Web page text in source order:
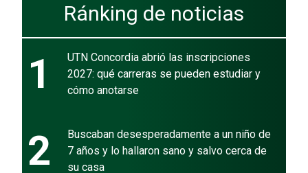
Ránking de noticias
1
UTN Concordia abrió las inscripciones
2027: qué carreras se pueden estudiar y
cómo anotarse
2
Buscaban desesperadamente a un niño de
7 años y lo hallaron sano y salvo cerca de
su casa